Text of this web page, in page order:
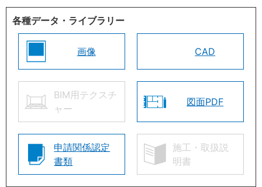
各種データ・ライブラリー
画像 CAD
BIM用テクスチ
ャー
図面PDF
申請関係認定
書類
施工・取扱説
明書